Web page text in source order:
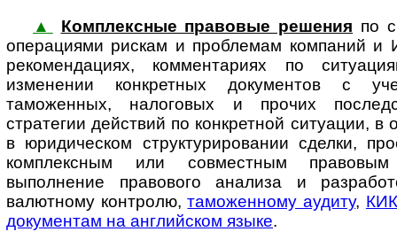
▲
Комплексные правовые решения по
операциями рискам и проблемам ком­па­ний и
рекомендациях, комментариях по
изменении конкретных документов с
таможенных, налоговых и прочих
стратегии действий по конкретной ситуации, в
в юридическом структурировании сделки,
комплексным или совместным
выполнение правового анализа и
валютному конт­ролю,таможенному аудиту, КИК
документам на английском языке.